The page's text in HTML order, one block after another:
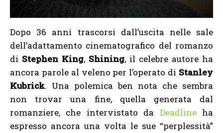
Dopo 36 anni trascorsi dall’uscita nelle sale
dell’adattamento cinematografico del romanzo
di Stephen King, Shining, il celebre autore ha
ancora parole al veleno per l’operato di Stanley
Kubrick. Una polemica ben nota che sembra
non trovar una fine, quella generata dal
romanziere, che intervistato da Deadlineha
espresso ancora una volta le sue “perplessità”